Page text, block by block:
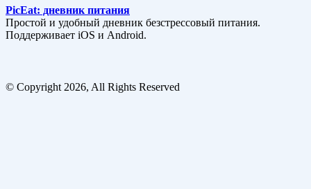
PicEat: дневник питания
Простой и удобный дневник безстрессовый питания.
Поддерживает iOS и Android.
© Copyright 2026, All Rights Reserved